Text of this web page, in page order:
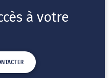
à votre